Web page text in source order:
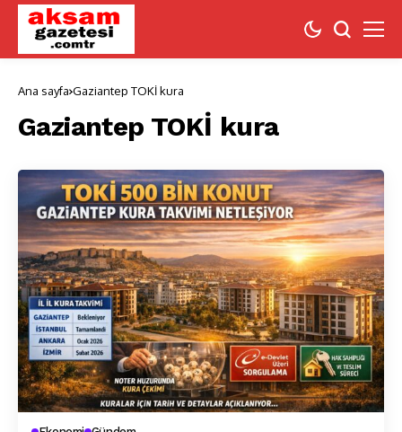
Ana sayfa Gaziantep TOKİ kura
Gaziantep TOKİ kura